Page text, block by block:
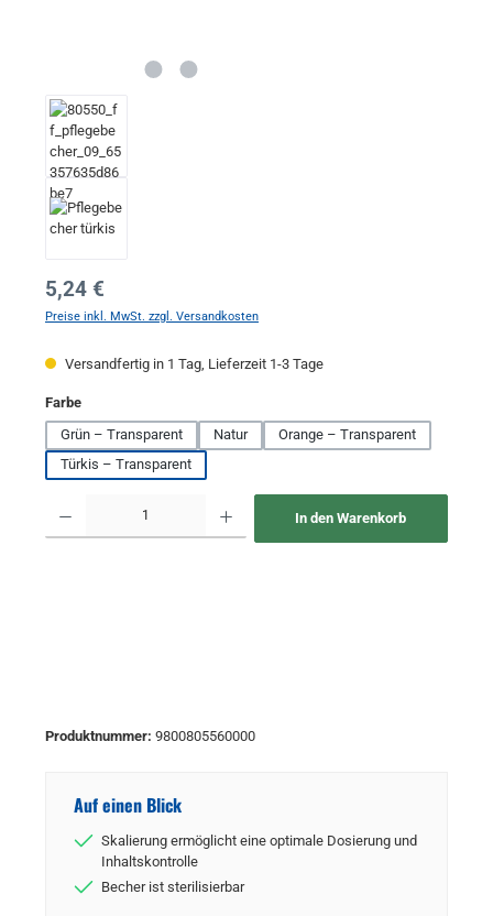
Regulärer Preis:
5,24 €
Preise inkl. MwSt. zzgl. Versandkosten
Versandfertig in 1 Tag, Lieferzeit 1-3 Tage
Farbeauswählen
Grün – Transparent
Natur
Orange – Transparent
Türkis – Transparent
In den Warenkorb
Produktnummer: 9800805560000
Auf einen Blick
Skalierung ermöglicht eine optimale Dosierung und
Inhaltskontrolle
Becher ist sterilisierbar